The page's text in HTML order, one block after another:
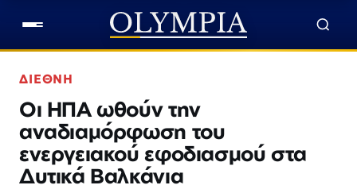
ΔΙΕΘΝΗ
Οι ΗΠΑ ωθούν την
αναδιαμόρφωση του
ενεργειακού εφοδιασμού στα
Δυτικά Βαλκάνια